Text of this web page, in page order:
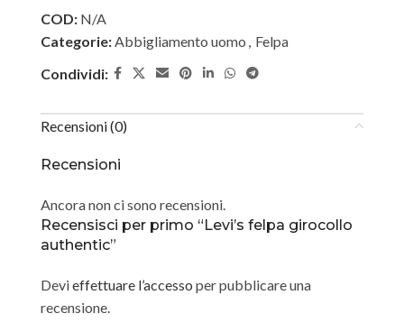
COD: N/A
Categorie: Abbigliamento uomo
Felpa
Condividi:
Recensioni (0)
Recensioni
Ancora non ci sono recensioni.
Recensisci per primo “Levi’s felpa girocollo
authentic”
Devieffettuare l’accesso per pubblicare una
recensione.